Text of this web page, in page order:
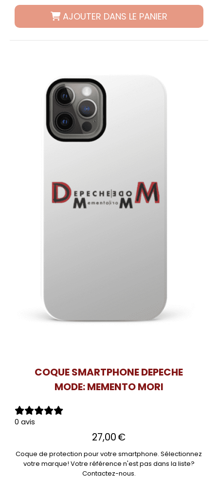
AJOUTER DANS LE PANIER
COQUE SMARTPHONE DEPECHE
MODE: MEMENTO MORI
0 avis
27,00€
Coque de protection pour votre smartphone. Sélectionnez
votre marque! Votre référence n'est pas dans la liste?
Contactez-nous.